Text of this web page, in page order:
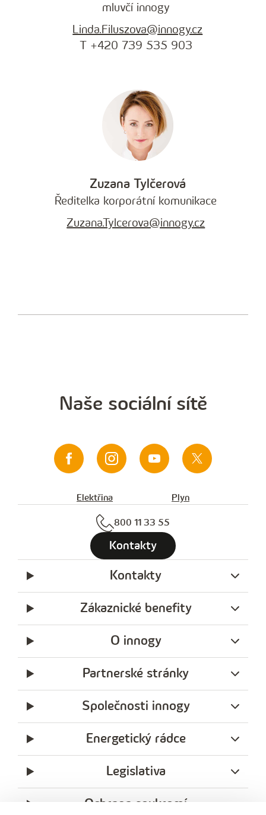
mluvčí innogy
Linda.Filuszova@innogy.cz
T +420 739 535 903
Zuzana Tylčerová
Ředitelka korporátní komunikace
Zuzana.Tylcerova@innogy.cz
Naše sociální sítě
Elektřina Plyn
800 11 33 55
Kontakty
Kontakty
Zákaznické benefity
O innogy
Partnerské stránky
Společnosti innogy
Energetický rádce
Legislativa
Ochrana soukromí